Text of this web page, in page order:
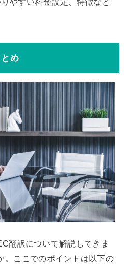
め
翻訳について解説してきま
。ここでのポイントは以下の